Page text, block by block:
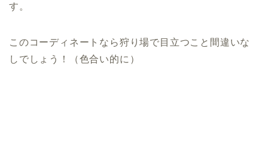
す。
このコーディネートなら狩り場で目立つこと間違いな
しでしょう！（色合い的に）